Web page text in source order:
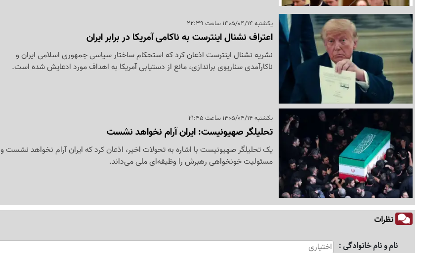
یکشنبه 1405/04/14 ساعت 22:39
اعتراف نشنال اینترست به ناکامی آمریکا در برابر ایران
نشریه نشنال اینترست اذعان کرد که استحکام ساختار سیاسی جمهوری اسلامی ایران و
ناکارآمدی سناریوی براندازی، مانع از دستیابی آمریکا به اهداف مورد ادعایش شده است.
یکشنبه 1405/04/14 ساعت 21:45
تحلیلگر صهیونیست: ایران آرام نخواهد نشست
یک تحلیلگر صهیونیست با اشاره به تحولات اخیر، اذعان کرد که ایران آرام نخواهد نشست و
مسئولیت خونخواهی رهبرش را وظیفه‌ای ملی می‌داند.
نظرات
نام و نام خانوادگی